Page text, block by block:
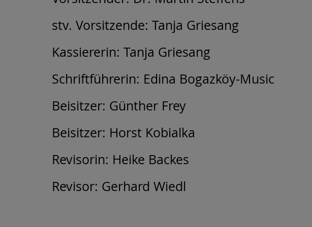
stv. Vorsitzende: Tanja Griesang
Kassiererin: Tanja Griesang
Schriftführerin: Edina Bogazköy-Music
Beisitzer: Günther Frey
Beisitzer: Horst Kobialka
Revisorin: Heike Backes
Revisor: Gerhard Wiedl